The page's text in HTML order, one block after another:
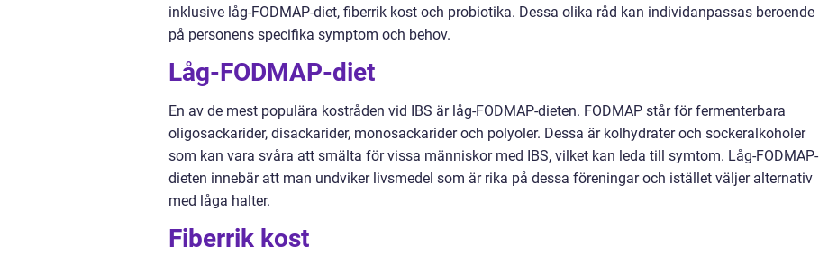
inklusive låg-FODMAP-diet, fiberrik kost och probiotika. Dessa olika råd kan individanpassas beroende
på personens specifika symptom och behov.
Låg-FODMAP-diet
En av de mest populära kostråden vid IBS är låg-FODMAP-dieten. FODMAP står för fermenterbara
oligosackarider, disackarider, monosackarider och polyoler. Dessa är kolhydrater och sockeralkoholer
som kan vara svåra att smälta för vissa människor med IBS, vilket kan leda till symtom. Låg-FODMAP-
dieten innebär att man undviker livsmedel som är rika på dessa föreningar och istället väljer alternativ
med låga halter.
Fiberrik kost